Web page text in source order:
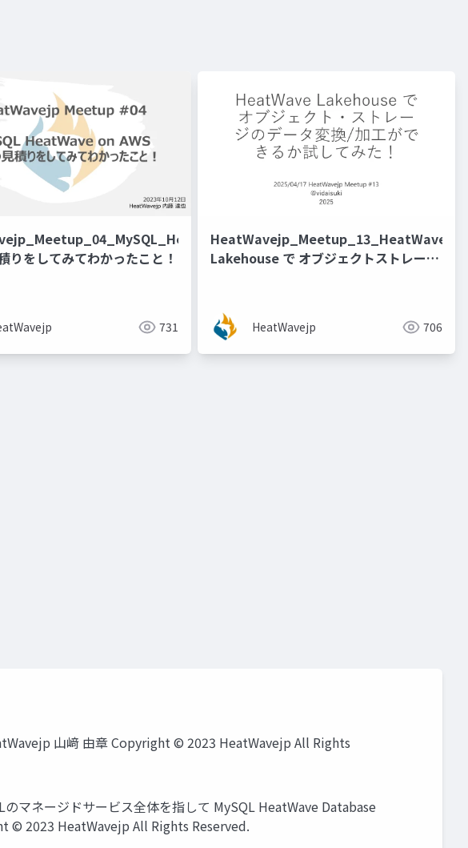
りをしてみてわかったこと！
731
HeatWavejp_Meetup_13_HeatWave
Lakehouse で オブジェクトストレージ
HeatWavejp 706
山﨑 由章 Copyright © 2023 HeatWavejp All Rights
マネージドサービス全体を指して MySQL HeatWave Database
2023 HeatWavejp All Rights Reserved.